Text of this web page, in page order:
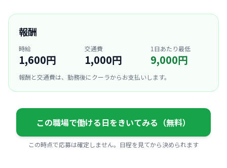
報酬
時給
1,600円
交通費
1,000円
1日あたり最低
9,000円
報酬と交通費は、勤務後にクーラからお支払いします。
この職場で働ける日をきいてみる（無料）
この時点で応募は確定しません。日程を見てから決められます